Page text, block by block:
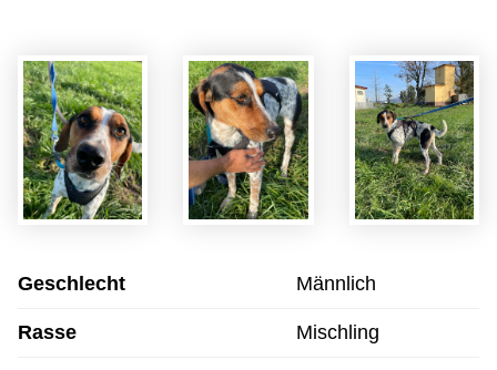
Geschlecht Männlich
Rasse Mischling